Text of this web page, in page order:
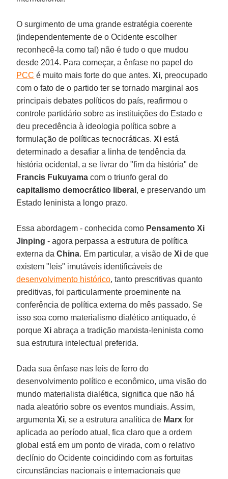
O surgimento de uma grande estratégia coerente
(independentemente de o Ocidente escolher
reconhecê-la como tal) não é tudo o que mudou
desde 2014. Para começar, a ênfase no papel do
PCC é muito mais forte do que antes.Xi, preocupado
com o fato de o partido ter se tornado marginal aos
principais debates políticos do país, reafirmou o
controle partidário sobre as instituições do Estado e
deu precedência à ideologia política sobre a
formulação de políticas tecnocráticas.Xi está
determinado a desafiar a linha de tendência da
história ocidental, a se livrar do "fim da história" de
Francis Fukuyama com o triunfo geral do
capitalismo democrático liberal , e preservando um
Estado leninista a longo prazo.
Essa abordagem - conhecida como Pensamento Xi
Jinping- agora perpassa a estrutura de política
externa daChina. Em particular, a visão deXi de que
existem "leis" imutáveis identificáveis de
desenvolvimento histórico, tanto prescritivas quanto
preditivas, foi particularmente proeminente na
conferência de política externa do mês passado. Se
isso soa como materialismo dialético antiquado, é
porqueXi abraça a tradição marxista-leninista como
sua estrutura intelectual preferida.
Dada sua ênfase nas leis de ferro do
desenvolvimento político e econômico, uma visão do
mundo materialista dialética, significa que não há
nada aleatório sobre os eventos mundiais. Assim,
argumentaXi, se a estrutura analítica de Marx for
aplicada ao período atual, fica claro que a ordem
global está em um ponto de virada, com o relativo
declínio do Ocidente coincidindo com as fortuitas
circunstâncias nacionais e internacionais que